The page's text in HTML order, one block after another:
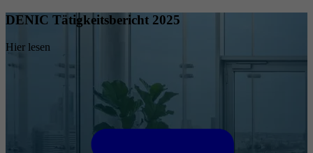
DENIC Tätigkeitsbericht 2025
Hier lesen